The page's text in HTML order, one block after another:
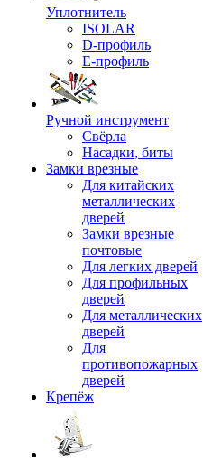
Уплотнитель
ISOLAR
D-профиль
Е-профиль
Ручной инструмент
Свёрла
Насадки, биты
Замки врезные
Для китайских
металлических
дверей
Замки врезные
почтовые
Для легких дверей
Для профильных
дверей
Для металлических
дверей
Для
противопожарных
дверей
Крепёж